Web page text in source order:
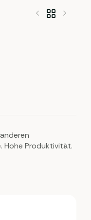
Hohe Produktivität.